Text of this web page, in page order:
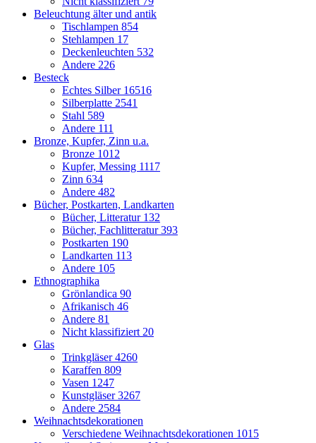
Beleuchtung älter und antik
Tischlampen 854
Stehlampen 17
Deckenleuchten 532
Andere 226
Besteck
Echtes Silber 16516
Silberplatte 2541
Stahl 589
Andere 111
Bronze, Kupfer, Zinn u.a.
Bronze 1012
Kupfer, Messing 1117
Zinn 634
Andere 482
Bücher, Postkarten, Landkarten
Bücher, Litteratur 132
Bücher, Fachlitteratur393
Postkarten 190
Landkarten 113
Andere 105
Ethnographika
Grönlandica 90
Afrikanisch 46
Andere 81
Nicht klassifiziert 20
Glas
Trinkgläser4260
Karaffen 809
Vasen 1247
Kunstgläser3267
Andere 2584
Weihnachtsdekorationen
Verschiedene Weihnachtsdekorationen 1015